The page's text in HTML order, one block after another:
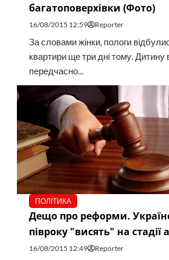
багатоповерхівки (Фото)
16/08/2015 12:59 Reporter
За словами жінки, пологи
квартири ще три дні тому.
передчасно...
ПОЛІТИКА
Дещо про реформи.
півроку "висять" на стадії
16/08/2015 12:49 Reporter